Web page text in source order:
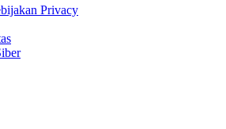
Privacy